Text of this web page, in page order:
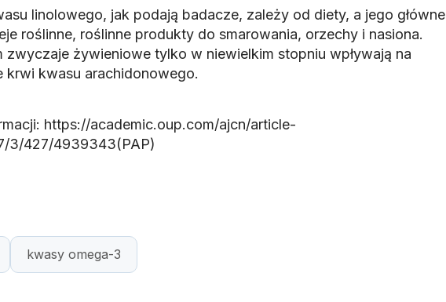
linolowego, jak podają badacze, zależy od diety, a jego główne
roślinne, roślinne produkty do smarowania, orzechy i nasiona.
zwyczaje żywieniowe tylko w niewielkim stopniu wpływają na
krwi kwasu arachidonowego.
https://academic.oup.com/ajcn/article-
3/427/4939343(PAP)
kwasy omega-3